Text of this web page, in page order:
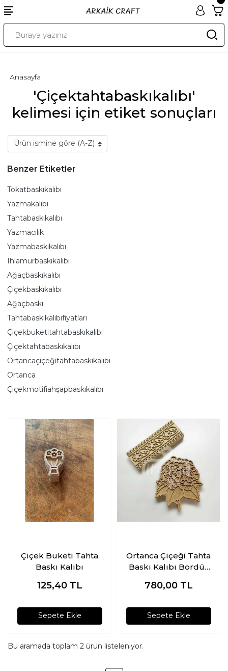
'Çiçektahtabaskıkalıbı'
kelimesi için etiket sonuçları
Anasayfa
Benzer Etiketler
Tokatbaskıkalıbı
Yazmakalıbı
Tahtabaskıkalıbı
Yazmacılık
Yazmabaskıkalıbı
Ihlamurbaskıkalıbı
Ağaçbaskıkalıbı
Çiçekbaskıkalıbı
Ağaçbaskı
Tahtabaskıkalıbıfiyatları
Çiçekbuketitahtabaskıkalıbı
Çiçektahtabaskıkalıbı
Ortancaçiçeğitahtabaskıkalıbı
Ortanca
Çiçekmotifiahşapbaskıkalıbı
Çiçek Buketi Tahta
Baskı Kalıbı
125,40 TL
Sepete Ekle
Ortanca Çiçeği Tahta
Baskı Kalıbı Bordür
780,00 TL
Sepete Ekle
Bu aramada toplam 2 ürün listeleniyor.